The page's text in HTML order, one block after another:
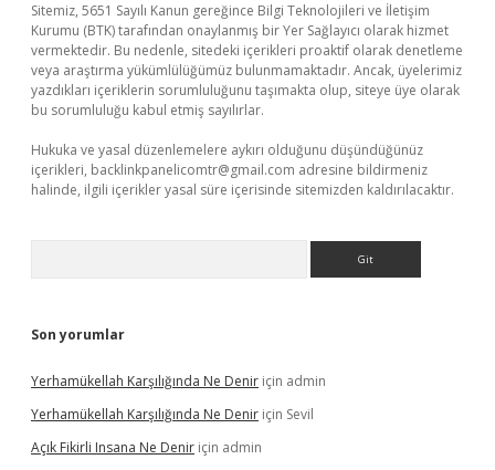
Sitemiz, 5651 Sayılı Kanun gereğince Bilgi Teknolojileri ve İletişim
Kurumu (BTK) tarafından onaylanmış bir Yer Sağlayıcı olarak hizmet
vermektedir. Bu nedenle, sitedeki içerikleri proaktif olarak denetleme
veya araştırma yükümlülüğümüz bulunmamaktadır. Ancak, üyelerimiz
yazdıkları içeriklerin sorumluluğunu taşımakta olup, siteye üye olarak
bu sorumluluğu kabul etmiş sayılırlar.
Hukuka ve yasal düzenlemelere aykırı olduğunu düşündüğünüz
içerikleri, backlinkpanelicomtr@gmail.com adresine bildirmeniz
halinde, ilgili içerikler yasal süre içerisinde sitemizden kaldırılacaktır.
Son yorumlar
Yerhamükellah Karşılığında Ne Denir için admin
Yerhamükellah Karşılığında Ne Denir için Sevil
Açık Fikirli Insana Ne Denir için admin